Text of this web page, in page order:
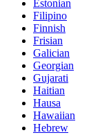
Estonian
Filipino
Finnish
Frisian
Galician
Georgian
Gujarati
Haitian
Hausa
Hawaiian
Hebrew